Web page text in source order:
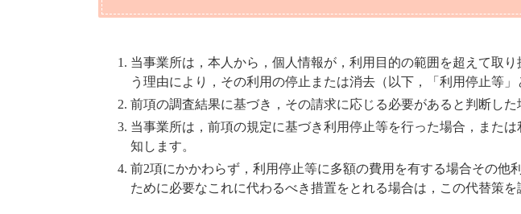
当事業所は，本人から，個人情報が，利用目的の範囲を超えて取
う理由により，その利用の停止または消去（以下，「利用停止等
前項の調査結果に基づき，その請求に応じる必要があると判断し
当事業所は，前項の規定に基づき利用停止等を行った場合，また
知します。
前2項にかかわらず，利用停止等に多額の費用を有する場合その
ために必要なこれに代わるべき措置をとれる場合は，この代替策を